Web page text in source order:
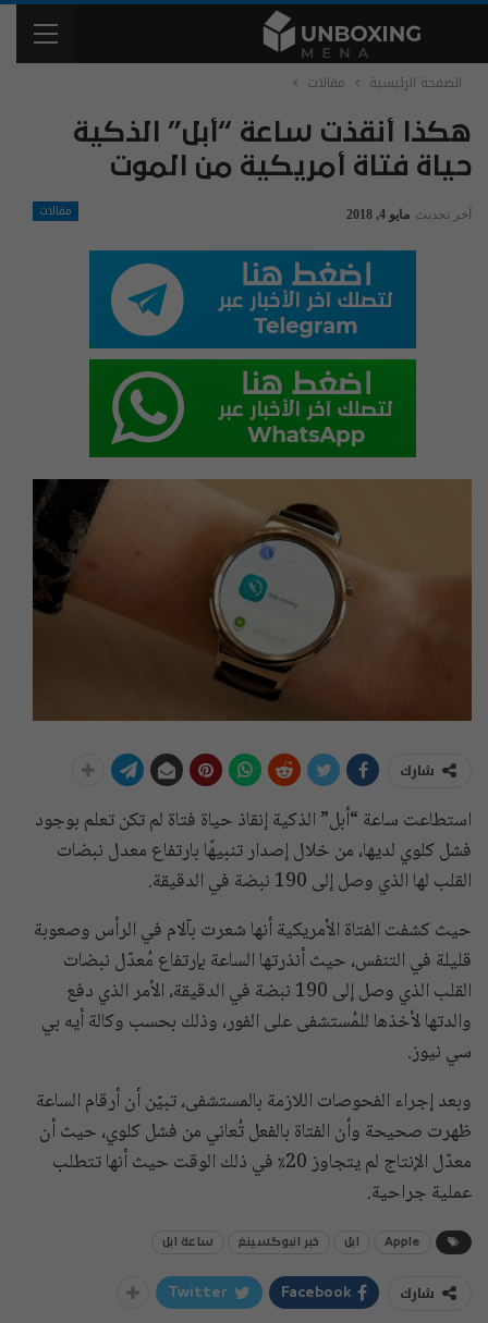
الصفحة الرئيسية مقالات
هكذا أنقذت ساعة “أبل” الذكية
حياة فتاة أمريكية من الموت
مقالات آخر تحديث مايو 4, 2018
شارك
استطاعت ساعة “أبل” الذكية إنقاذ حياة فتاة لم تكن تعلم بوجود
فشل كلوي لديها، من خلال إصدار تنبيهًا بارتفاع معدل نبضات
القلب لها الذي وصل إلى 190 نبضة في الدقيقة.
حيث كشفت الفتاة الأمريكية أنها شعرت بآلام في الرأس وصعوبة
قليلة في التنفس، حيث أنذرتها الساعة بإرتفاع مُعدّل نبضات
القلب الذي وصل إلى 190 نبضة في الدقيقة، الأمر الذي دفع
والدتها لأخذها للمُستشفى على الفور، وذلك بحسب وكالة أيه بي
سي نيوز.
وبعد إجراء الفحوصات اللازمة بالمستشفى، تبيّن أن أرقام الساعة
ظهرت صحيحة وأن الفتاة بالفعل تُعاني من فشل كلوي، حيث أن
معدّل الإنتاج لم يتجاوز 20٪ في ذلك الوقت حيث أنها تتطلب
عملية جراحية.
Apple ابل خبر انبوكسينغ ساعة ابل
شارك Facebook
Twitter